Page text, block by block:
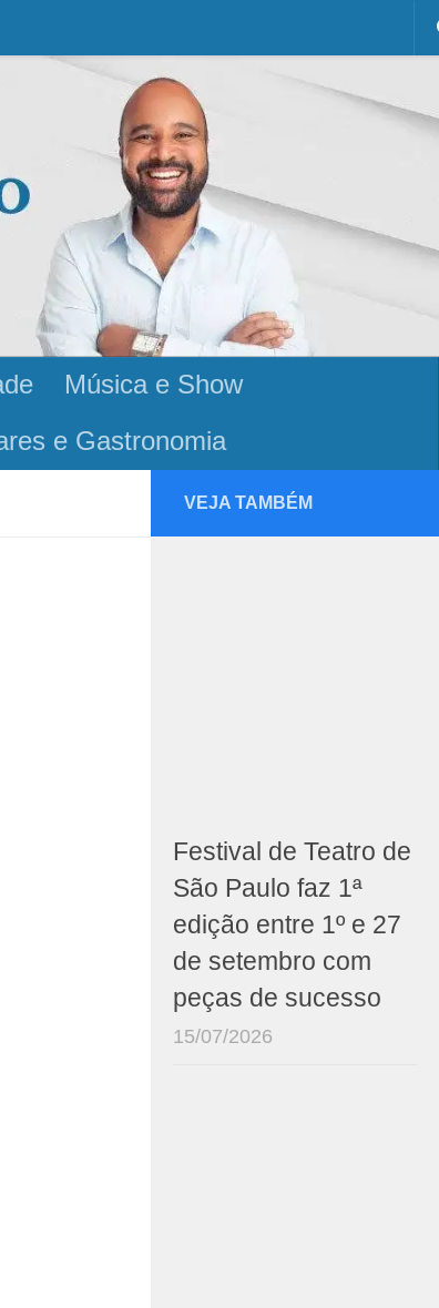
Música e Show
e Gastronomia
VEJA TAMBÉM
Festival de Teatro de
São Paulo faz 1ª
edição entre 1º e 27
de setembro com
peças de sucesso
15/07/2026